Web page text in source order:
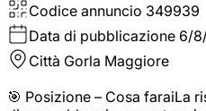
Codice annuncio 349939
Data di pubblicazione 6/
Città Gorla Maggiore
🎯 Posizione – Cosa faraiLa